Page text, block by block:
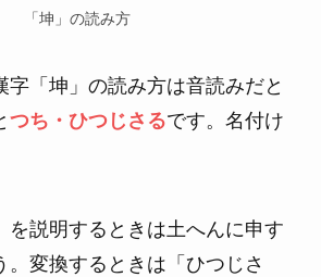
「坤」の読み方
字「坤」の読み方は音読みだと
つち・ひつじさるです。名付け
を説明するときは土へんに申す
。変換するときは「ひつじさ